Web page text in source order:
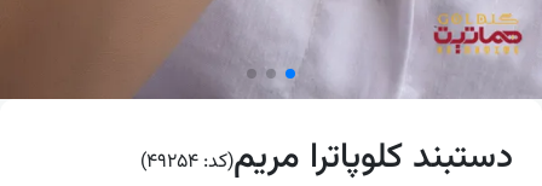
دستبند کلوپاترا مریم(کد: 49254)